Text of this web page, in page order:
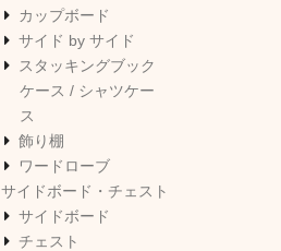
カップボード
サイド by サイド
スタッキングブック
ケース / シャツケー
ス
飾り棚
ワードローブ
サイドボード・チェスト
サイドボード
チェスト